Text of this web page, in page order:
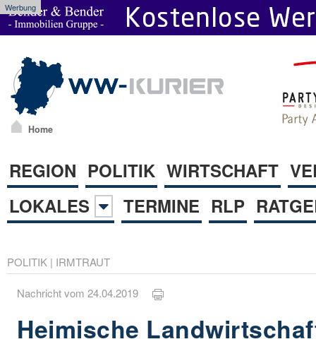
Werbung
Home
REGION POLITIK WIRTSCHAFT
LOKALES
TERMINE RLP
POLITIK | IRMTRAUT
Nachricht vom 24.04.2019
Heimische